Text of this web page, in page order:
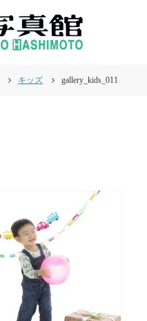
キッズ gallery_kids_011